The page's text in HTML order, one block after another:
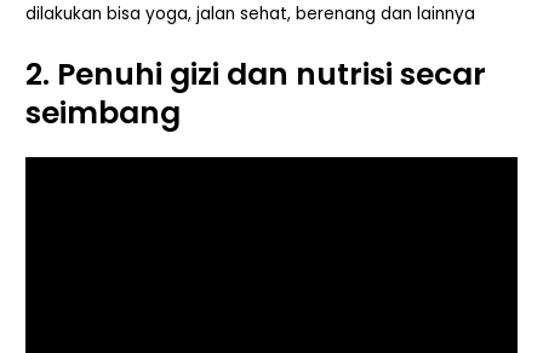
dilakukan bisa yoga, jalan sehat, berenang dan lainnya
2. Penuhi gizi dan nutrisi secar
seimbang